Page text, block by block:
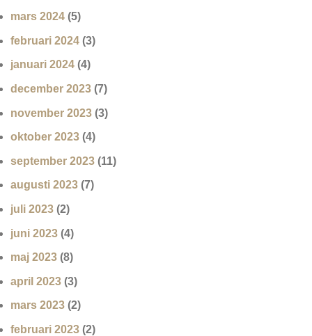
mars 2024 (5)
februari 2024 (3)
januari 2024 (4)
december 2023 (7)
november 2023 (3)
oktober 2023 (4)
september 2023 (11)
augusti 2023 (7)
juli 2023 (2)
juni 2023 (4)
maj 2023 (8)
april 2023 (3)
mars 2023 (2)
februari 2023 (2)